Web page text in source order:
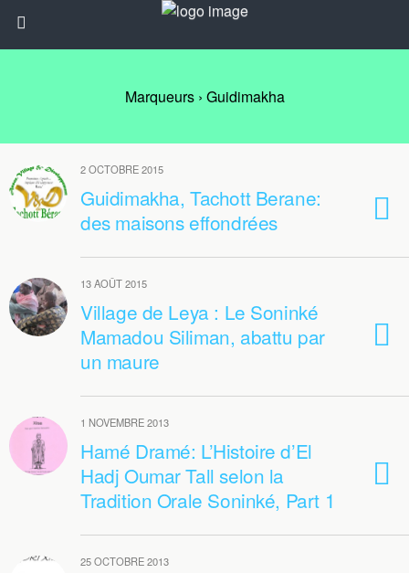
Marqueurs › Guidimakha
2 OCTOBRE 2015
Guidimakha, Tachott Berane:
des maisons effondrées
13 AOÛT 2015
Village de Leya : Le Soninké
Mamadou Siliman, abattu par
un maure
1 NOVEMBRE 2013
Hamé Dramé: L’Histoire d’El
Hadj Oumar Tall selon la
Tradition Orale Soninké, Part 1
25 OCTOBRE 2013